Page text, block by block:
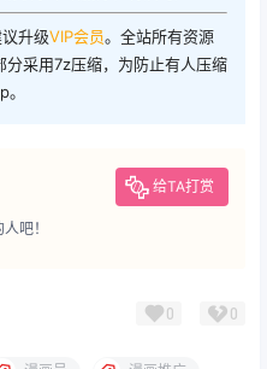
升级VIP会员。全站所有资源
分采用7z压缩，为防止有人压缩
给TA打赏
吧！
0 0